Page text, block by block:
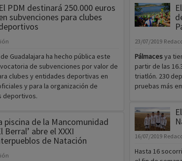
El PDM destinará 250.000 euros
subvenciones para clubes
Guadalajara ha hecho pública este
de subvenciones por valor de
clubes y entidades deportivas en
y para la organización de
deportivos.
piscina de la Mancomunidad
Berral’ abre el XXXI
de Natación
23/07/2019
Pálmacesya
partir de las
triatlón. 230
pruebas más
16/07/2019
Hasta 16